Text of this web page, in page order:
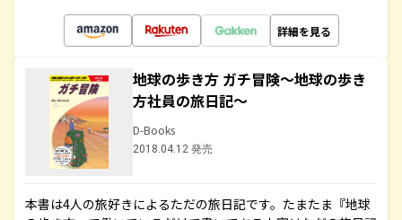
詳細を見る
地球の歩き方 ガチ冒険～地球の歩き
方社員の旅日記～
D-Books
2018.04.12 発売
本書は4人の旅好きによるただの旅日記です。たまたま『地球